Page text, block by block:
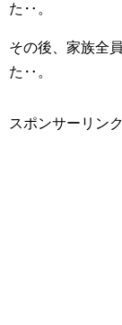
た‥。
その後、家族全
た‥。
スポンサーリンク
美容
お買い物